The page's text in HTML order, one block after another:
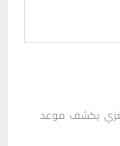
يكشف موعد